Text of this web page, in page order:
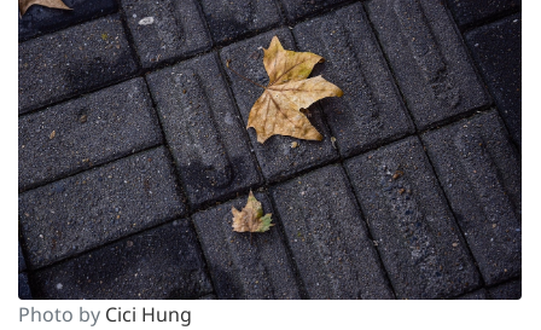
Photo by Cici Hung